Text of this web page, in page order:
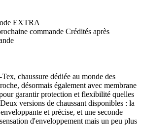
EXTRA
commande Crédités après
chaussure dédiée au monde des
désormais également avec membrane
garantir protection et flexibilité quelles
versions de chaussant disponibles : la
et précise, et une seconde
d'enveloppement mais un peu plus